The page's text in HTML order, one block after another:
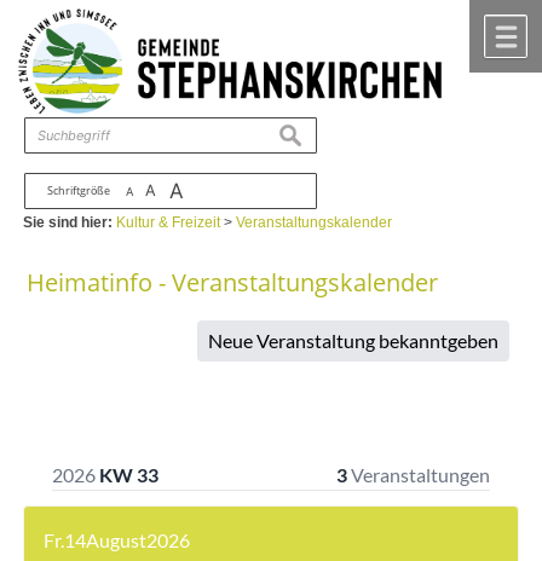
Zum Inhalt ,zur Navigation
Schriftgröße A A A
suchen
Sie sind hier: Kultur & Freizeit>Veranstaltungskalender
Heimatinfo - Veranstaltungskalender